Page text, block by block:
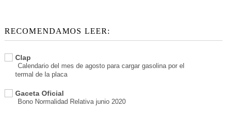
RECOMENDAMOS LEER:
Clap
Calendario del mes de agosto para cargar gasolina por el
termal de la placa
Gaceta Oficial
Bono Normalidad Relativa junio 2020